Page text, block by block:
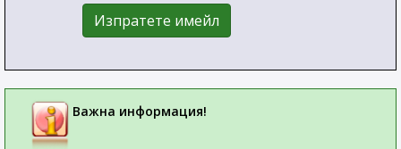
Изпратете имейл
Важна информация!